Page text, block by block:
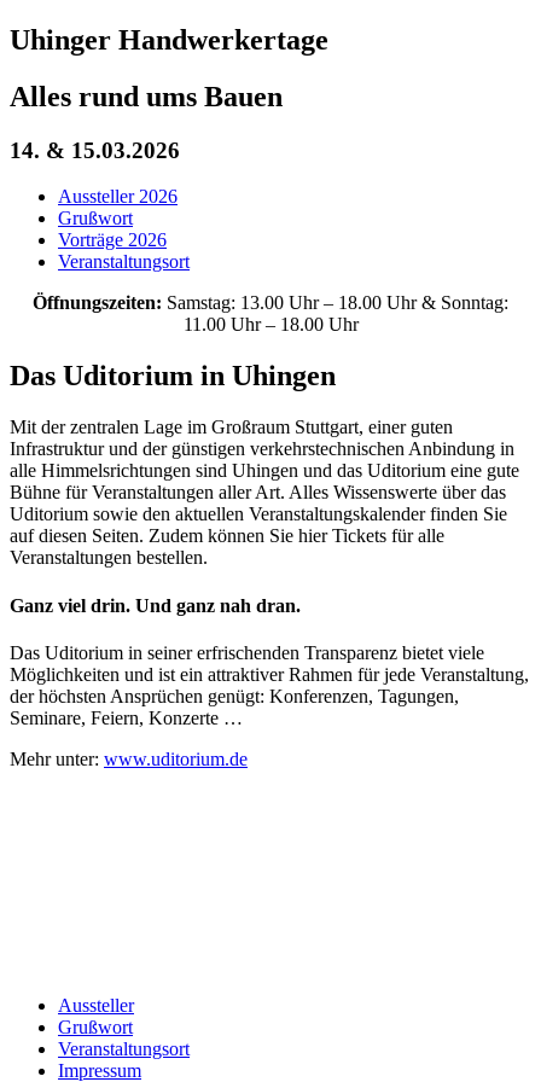
Uhinger Handwerkertage
Alles rund ums Bauen
14. & 15.03.2026
Aussteller 2026
Grußwort
Vorträge 2026
Veranstaltungsort
Öffnungszeiten: Samstag: 13.00 Uhr – 18.00 Uhr & Sonntag:
11.00 Uhr – 18.00 Uhr
Das Uditorium in Uhingen
Mit der zentralen Lage im Großraum Stuttgart, einer guten
Infrastruktur und der günstigen verkehrstechnischen Anbindung in
alle Himmelsrichtungen sind Uhingen und das Uditorium eine gute
Bühne für Veranstaltungen aller Art. Alles Wissenswerte über das
Uditorium sowie den aktuellen Veranstaltungskalender finden Sie
auf diesen Seiten. Zudem können Sie hier Tickets für alle
Veranstaltungen bestellen.
Ganz viel drin. Und ganz nah dran.
Das Uditorium in seiner erfrischenden Transparenz bietet viele
Möglichkeiten und ist ein attraktiver Rahmen für jede Veranstaltung,
der höchsten Ansprüchen genügt: Konferenzen, Tagungen,
Seminare, Feiern, Konzerte …
Mehr unter: www.uditorium.de
Aussteller
Grußwort
Veranstaltungsort
Impressum